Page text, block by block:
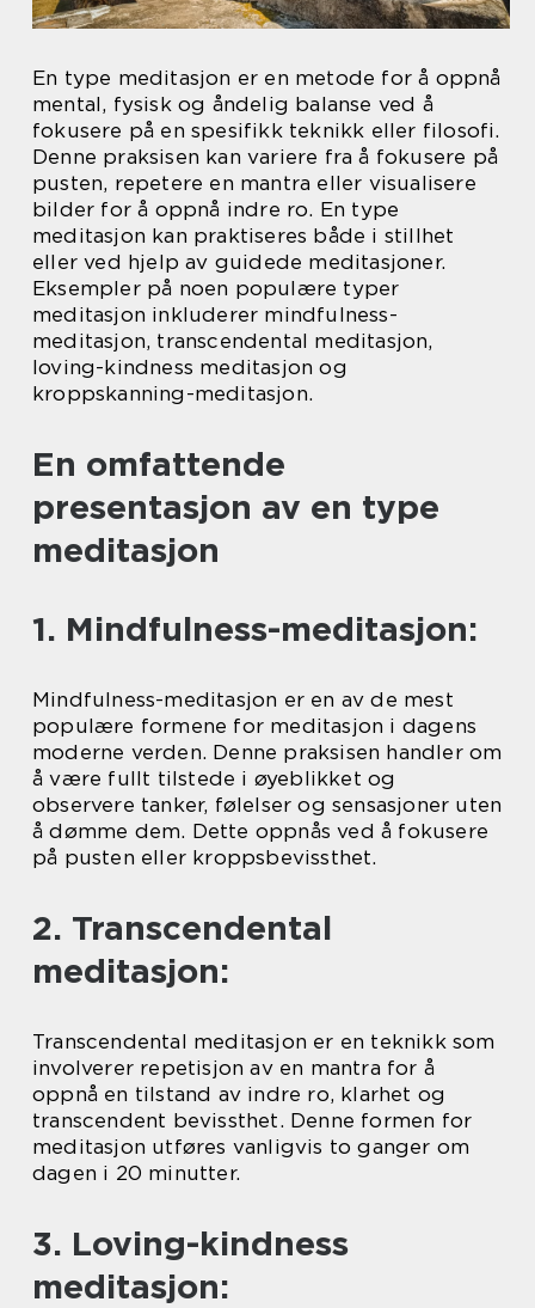
En type meditasjon er en metode for å oppnå
mental, fysisk og åndelig balanse ved å
fokusere på en spesifikk teknikk eller filosofi.
Denne praksisen kan variere fra å fokusere på
pusten, repetere en mantra eller visualisere
bilder for å oppnå indre ro. En type
meditasjon kan praktiseres både i stillhet
eller ved hjelp av guidede meditasjoner.
Eksempler på noen populære typer
meditasjon inkluderer mindfulness-
meditasjon, transcendental meditasjon,
loving-kindness meditasjon og
kroppskanning-meditasjon.
En omfattende
presentasjon av en type
meditasjon
1. Mindfulness-meditasjon:
Mindfulness-meditasjon er en av de mest
populære formene for meditasjon i dagens
moderne verden. Denne praksisen handler om
å være fullt tilstede i øyeblikket og
observere tanker, følelser og sensasjoner uten
å dømme dem. Dette oppnås ved å fokusere
på pusten eller kroppsbevissthet.
2. Transcendental
meditasjon:
Transcendental meditasjon er en teknikk som
involverer repetisjon av en mantra for å
oppnå en tilstand av indre ro, klarhet og
transcendent bevissthet. Denne formen for
meditasjon utføres vanligvis to ganger om
dagen i 20 minutter.
3. Loving-kindness
meditasjon: